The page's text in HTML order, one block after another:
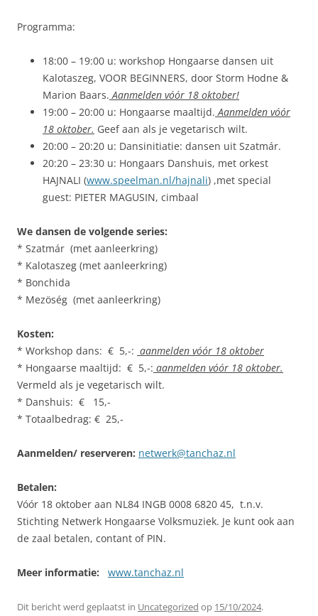
Programma:
18:00 – 19:00 u: workshop Hongaarse dansen uit
Kalotaszeg, VOOR BEGINNERS, door Storm Hodne &
Marion Baars. Aanmelden vóór 18 oktober!
19:00 – 20:00 u: Hongaarse maaltijd. Aanmelden vóór
18 oktober. Geef aan als je vegetarisch wilt.
20:00 – 20:20 u: Dansinitiatie: dansen uit Szatmár.
20:20 – 23:30 u: Hongaars Danshuis, met orkest
HAJNALI (www.speelman.nl/hajnali) ,met special
guest: PIETER MAGUSIN, cimbaal
We dansen de volgende series:
* Szatmár (met aanleerkring)
* Kalotaszeg (met aanleerkring)
* Bonchida
* Mezöség (met aanleerkring)
Kosten:
* Workshop dans: € 5,-: aanmelden vóór 18 oktober
* Hongaarse maaltijd: € 5,-: aanmelden vóór 18 oktober.
Vermeld als je vegetarisch wilt.
* Danshuis: € 15,-
* Totaalbedrag: € 25,-
Aanmelden/ reserveren: netwerk@tanchaz.nl
Betalen:
Vóór 18 oktober aan NL84 INGB 0008 6820 45, t.n.v.
Stichting Netwerk Hongaarse Volksmuziek. Je kunt ook aan
de zaal betalen, contant of PIN.
Meer informatie: www.tanchaz.nl
Dit bericht werd geplaatst in Uncategorized op 15/10/2024.